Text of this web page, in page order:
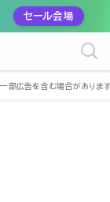
セール会場